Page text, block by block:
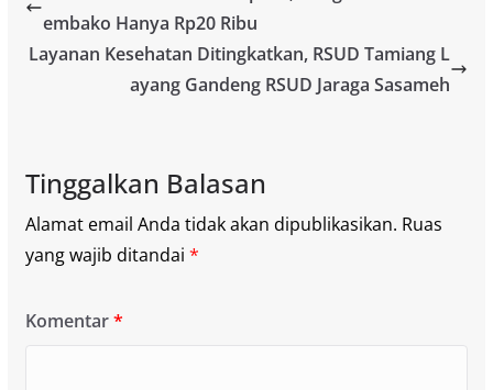
embako Hanya Rp20 Ribu
Layanan Kesehatan Ditingkatkan, RSUD Tamiang L
ayang Gandeng RSUD Jaraga Sasameh
Tinggalkan Balasan
Alamat email Anda tidak akan dipublikasikan. Ruas
yang wajib ditandai *
Komentar*